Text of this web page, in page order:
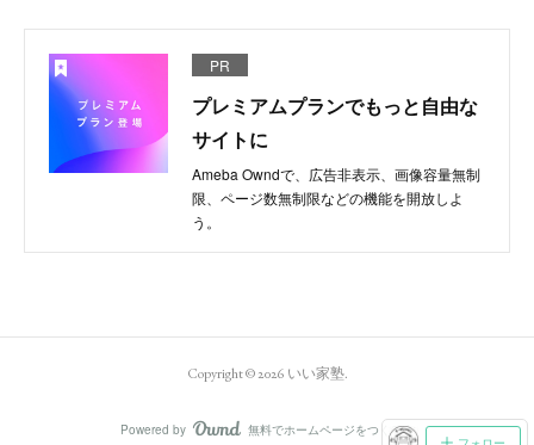
PR
プレミアムプランでもっと自由な
サイトに
Ameba Owndで、広告非表示、画像容量無制
限、ページ数無制限などの機能を開放しよ
う。
Copyright ©2026 いい家塾.
Powered by AmebaOwnd
無料でホームページをつくろう